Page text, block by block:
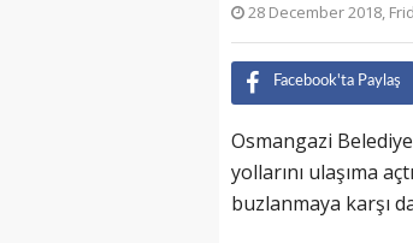
28 December 2018,
Facebook'ta Paylaş
Osmangazi
yollarını ulaşıma
buzlanmaya karşı